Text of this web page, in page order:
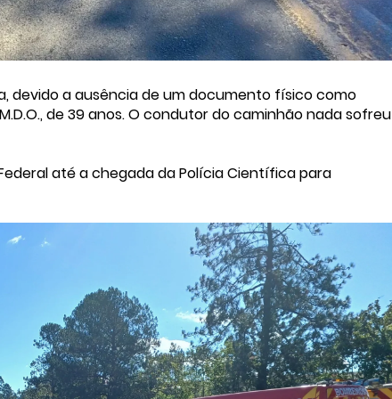
devido a ausência de um documento físico como
de 39 anos. O condutor do caminhão nada sofreu
até a chegada da Polícia Científica para